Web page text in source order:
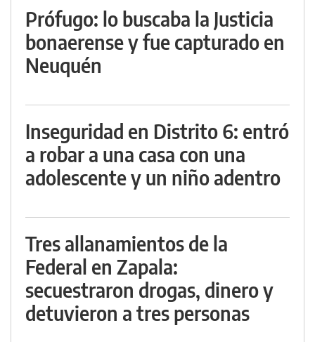
Prófugo: lo buscaba la Justicia
bonaerense y fue capturado en
Neuquén
Inseguridad en Distrito 6: entró
a robar a una casa con una
adolescente y un niño adentro
Tres allanamientos de la
Federal en Zapala:
secuestraron drogas, dinero y
detuvieron a tres personas